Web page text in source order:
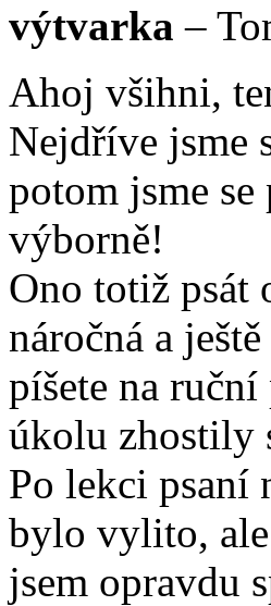
výtvarka –
Ahoj všihni,
Nejdříve jsme
potom jsme
výborně!
Ono totiž psát
náročná a
píšete na
úkolu zhostily
Po lekci psaní
bylo vylito,
jsem opravdu